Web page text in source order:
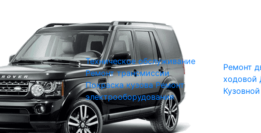
Техническое обслуживание
Ремонт трансмиссии
Покраска кузова Ремонт
электрооборудования
Ремонт
ходовой